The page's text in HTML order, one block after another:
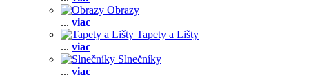
Obrazy
... viac
Tapety a Lišty
... viac
Slnečníky
... viac